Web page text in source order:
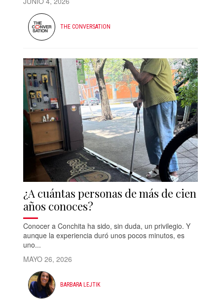
THE CONVERSATION
¿A cuántas personas de más de cien
años conoces?
Conocer a Conchita ha sido, sin duda, un privilegio. Y
aunque la experiencia duró unos pocos minutos, es
uno...
MAYO 26, 2026
BARBARA LEJTIK